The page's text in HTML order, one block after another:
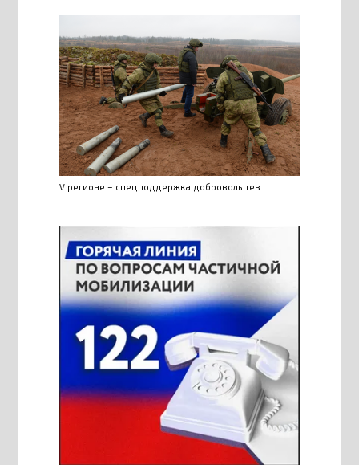
V регионе – спецподдержка добровольцев